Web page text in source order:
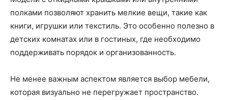
полками позволяют хранить мелкие вещи, такие как
книги, игрушки или текстиль. Это особенно полезно в
детских комнатах или в гостиных, где необходимо
поддерживать порядок и организованность.
Не менее важным аспектом является выбор мебели,
которая визуально не перегружает пространство.